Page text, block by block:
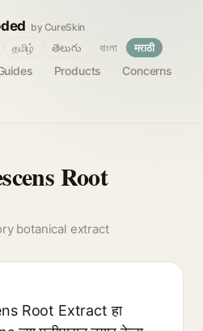
by CureSkin
Products
Concerns
தமிழ் తెలుగు বাংলা मराठी
Root
botanical extract
Root Extract हा